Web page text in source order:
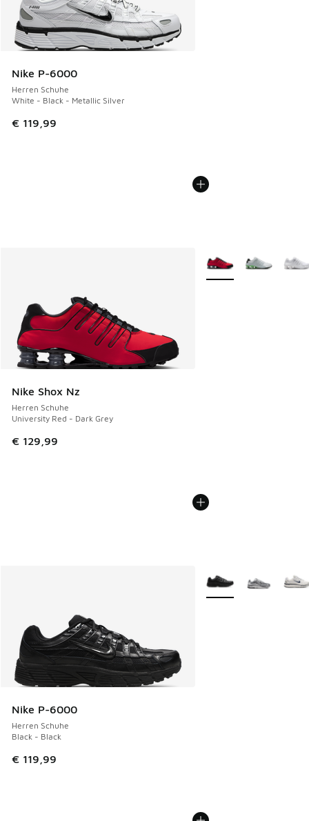
Nike P-6000
Herren Schuhe
White - Black - Metallic Silver
€ 119,99
Nike Shox Nz
Herren Schuhe
University Red - Dark Grey
€ 129,99
Weitere Farben
Nike P-6000
Herren Schuhe
Black - Black
€ 119,99
Weitere Farben